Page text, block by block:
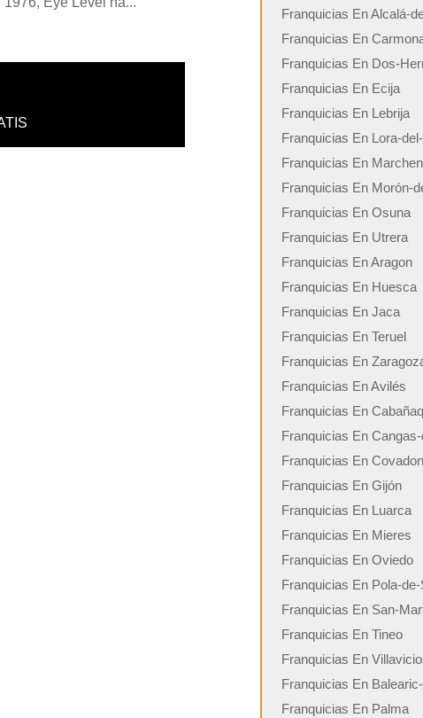
Franquicias En Alcalá-
Franquicias En
Franquicias En Dos-
Franquicias En Ecija
Franquicias En Lebrija
Franquicias En Lora-
Franquicias En
Franquicias En Morón-
Franquicias En Osuna
Franquicias En Utrera
Franquicias En Aragon
Franquicias En Huesca
Franquicias En Jaca
Franquicias En Teruel
Franquicias En
Franquicias En Avilés
Franquicias En
Franquicias En
Franquicias En
Franquicias En Gijón
Franquicias En Luarca
Franquicias En Mieres
Franquicias En Oviedo
Franquicias En Pola-
Franquicias En San-
Franquicias En Tineo
Franquicias En
Franquicias En
Franquicias En Palma